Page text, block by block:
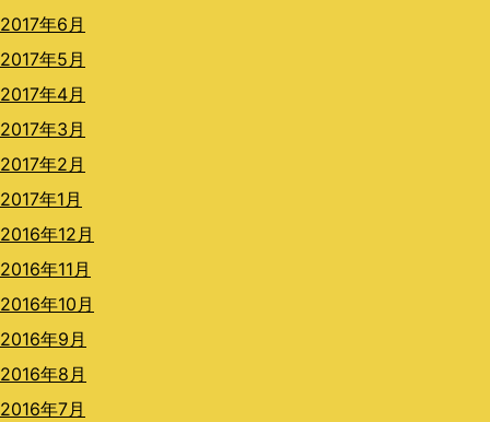
2017年6月
2017年5月
2017年4月
2017年3月
2017年2月
2017年1月
2016年12月
2016年11月
2016年10月
2016年9月
2016年8月
2016年7月